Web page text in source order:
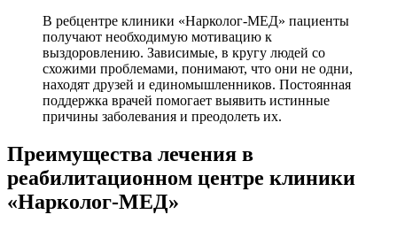
В ребцентре клиники «Нарколог-МЕД» пациенты
получают необходимую мотивацию к
выздоровлению. Зависимые, в кругу людей со
схожими проблемами, понимают, что они не одни,
находят друзей и единомышленников. Постоянная
поддержка врачей помогает выявить истинные
причины заболевания и преодолеть их.
Преимущества лечения в
реабилитационном центре клиники
«Нарколог-МЕД»